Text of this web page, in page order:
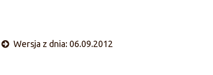
Wersja z dnia: 06.09.2012